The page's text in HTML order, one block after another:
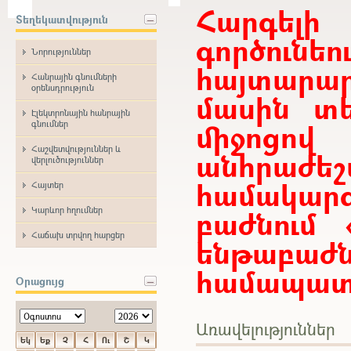
Տեղեկատվություն
Նորություններ
Հանրային գնումների
օրենսդրություն
Էլեկտրոնային հանրային
գնումներ
Հաշվետվություններ և
վերլուծություններ
Հայտեր
Կարևոր հղումներ
Հաճախ տրվող հարցեր
Օրացույց
Եկ Եք Չ Հ Ու Շ
Կ
մասին
բաժնում
Առավելություններ